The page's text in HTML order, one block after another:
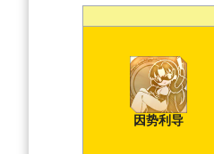
因势利导